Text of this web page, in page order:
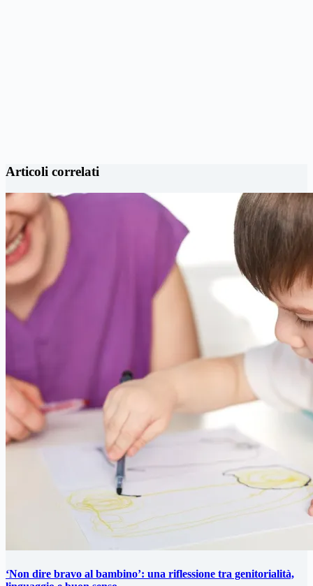
Articoli correlati
‘Non dire bravo al bambino’: una riflessione tra genitorialità,